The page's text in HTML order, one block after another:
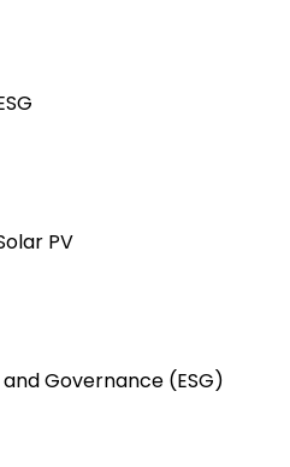
PV
Governance (ESG)